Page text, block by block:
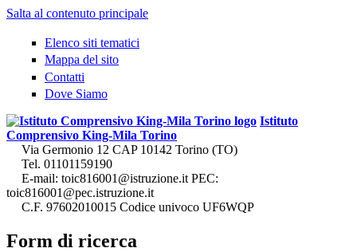
Salta al contenuto principale
Elenco siti tematici
Mappa del sito
Contatti
Dove Siamo
Istituto
Comprensivo King-Mila Torino
Via Germonio 12 CAP 10142 Torino (TO)
Tel. 01101159190
E-mail: toic816001@istruzione.it PEC:
toic816001@pec.istruzione.it
C.F. 97602010015 Codice univoco UF6WQP
Form di ricerca